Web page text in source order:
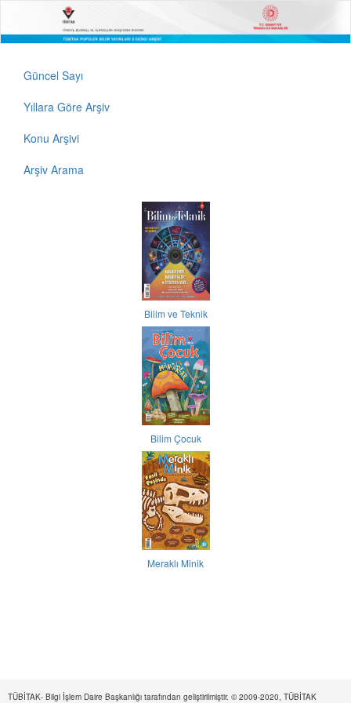
Güncel Sayı
Yıllara Göre Arşiv
Konu Arşivi
Arşiv Arama
Bilim ve Teknik
Bilim Çocuk
Meraklı Minik
TÜBİTAK- Bilgi İşlem Daire Başkanlığı tarafından geliştirilmiştir. © 2009-2020, TÜBİTAK